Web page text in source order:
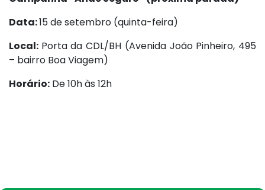
Data:15 de setembro (quinta-feira)
Local: Porta da CDL/BH (Avenida João Pinheiro, 495
– bairro Boa Viagem)
Horário: De 10h às 12h